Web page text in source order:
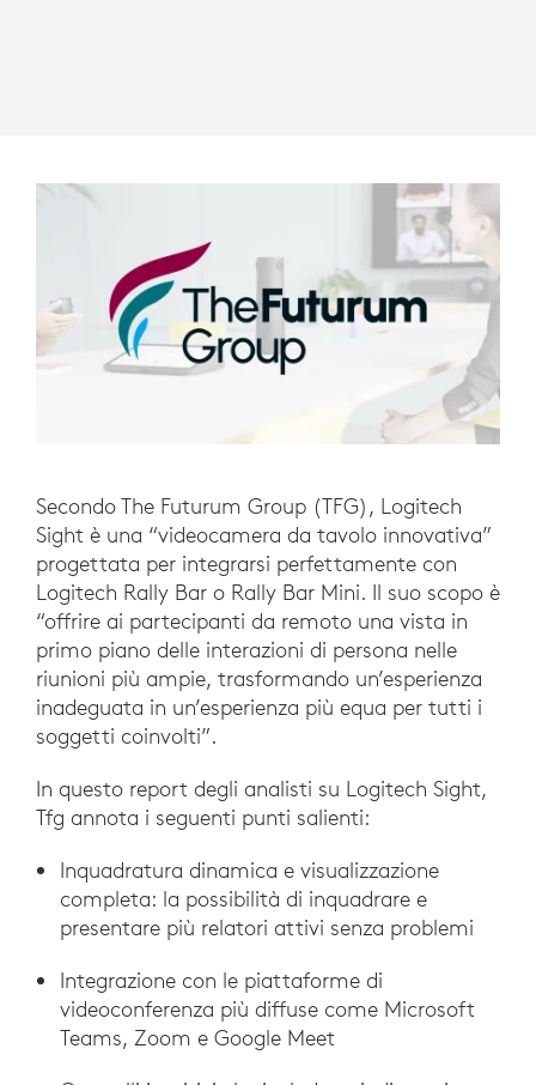
Secondo The Futurum Group (TFG), Logitech
Sight è una “videocamera da tavolo innovativa”
progettata per integrarsi perfettamente con
Logitech Rally Bar o Rally Bar Mini. Il suo scopo è
“offrire ai partecipanti da remoto una vista in
primo piano delle interazioni di persona nelle
riunioni più ampie, trasformando un’esperienza
inadeguata in un’esperienza più equa per tutti i
soggetti coinvolti”.
In questo report degli analisti su Logitech Sight,
Tfg annota i seguenti punti salienti:
Inquadratura dinamica e visualizzazione
completa: la possibilità di inquadrare e
presentare più relatori attivi senza problemi
Integrazione con le piattaforme di
videoconferenza più diffuse come Microsoft
Teams, Zoom e Google Meet